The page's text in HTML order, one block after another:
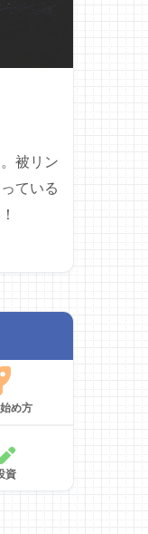
被リン
ている
め方
資